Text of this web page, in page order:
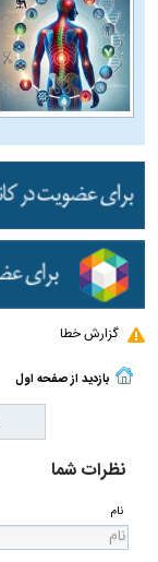
گزارش خطا
بازدید از صفحه اول
نظرات شما
نام